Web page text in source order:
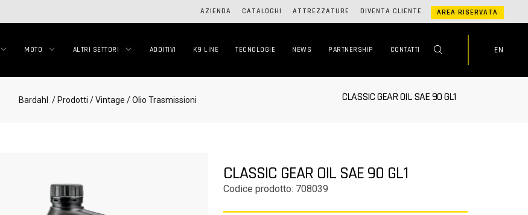
AZIENDA CATALOGHI ATTREZZATURE DIVENTA CLIENTE AREA RISERVATA
MOTO ALTRI SETTORI ADDITIVI K9 LINE TECNOLOGIE NEWS PARTNERSHIP CONTATTI EN
Bardahl / Prodotti / Vintage / Olio Trasmissioni CLASSIC GEAR OIL SAE 90 GL1
CLASSIC GEAR OIL SAE 90 GL1
Codice prodotto: 708039